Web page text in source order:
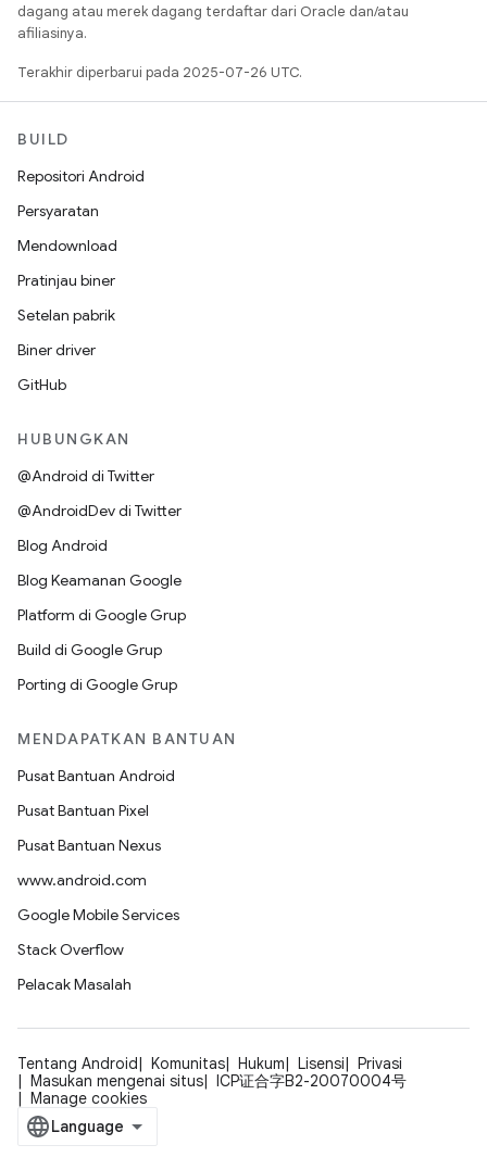
dagang atau merek dagang terdaftar dari Oracle dan/atau
afiliasinya.
Terakhir diperbarui pada 2025-07-26 UTC.
BUILD
Repositori Android
Persyaratan
Mendownload
Pratinjau biner
Setelan pabrik
Biner driver
GitHub
HUBUNGKAN
@Android di Twitter
@AndroidDev di Twitter
Blog Android
Blog Keamanan Google
Platform di Google Grup
Build di Google Grup
Porting di Google Grup
MENDAPATKAN BANTUAN
Pusat Bantuan Android
Pusat Bantuan Pixel
Pusat Bantuan Nexus
www.android.com
Google Mobile Services
Stack Overflow
Pelacak Masalah
Tentang Android Komunitas Hukum Lisensi
Privasi
Masukan mengenai situs
ICP证合字B2-20070004号
Manage cookies